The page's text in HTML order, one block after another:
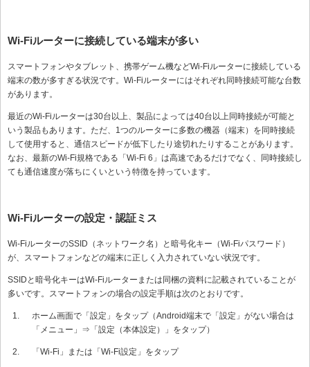
Wi-Fiルーターに接続している端末が多い
スマートフォンやタブレット、携帯ゲーム機などWi-Fiルーターに接続している
端末の数が多すぎる状況です。Wi-Fiルーターにはそれぞれ同時接続可能な台数
があります。
最近のWi-Fiルーターは30台以上、製品によっては40台以上同時接続が可能と
いう製品もあります。ただ、1つのルーターに多数の機器（端末）を同時接続
して使用すると、通信スピードが低下したり途切れたりすることがあります。
なお、最新のWi-Fi規格である「Wi-Fi 6」は高速であるだけでなく、同時接続し
ても通信速度が落ちにくいという特徴を持っています。
Wi-Fiルーターの設定・認証ミス
Wi-FiルーターのSSID（ネットワーク名）と暗号化キー（Wi-Fiパスワード）
が、スマートフォンなどの端末に正しく入力されていない状況です。
SSIDと暗号化キーはWi-Fiルーターまたは同梱の資料に記載されていることが
多いです。スマートフォンの場合の設定手順は次のとおりです。
ホーム画面で「設定」をタップ（Android端末で「設定」がない場合は
「メニュー」⇒「設定（本体設定）」をタップ）
「Wi-Fi」または「Wi-Fi設定」をタップ